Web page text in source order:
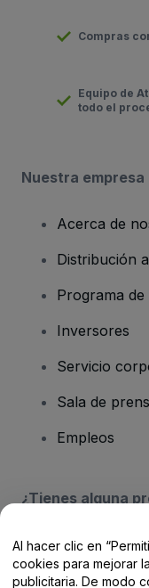
Compras
Equipo de
todo el
Nuestra empresa
Acerca de
Distribución
Programa de
Inversores
Servicio
Sala de
Empleos
¿Tienes alguna
Centro de
Al hacer clic en
cookies para mejorar
publicitaria. De modo